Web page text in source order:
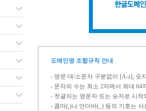
도메인명 조합규칙 안내
- 영문 대/소문자 구분없이 [A-z], 숫
- 문자의 수는 최소 2자에서 최대 64
- 첫글자는 영문자 또는 숫자로 시
- 콤마(,)나 언더바(_) 등의 기호는